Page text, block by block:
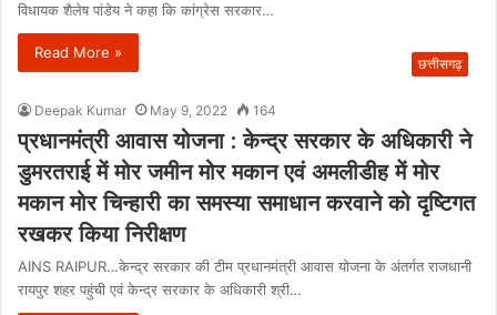
विधायक शैलेष पांडेय ने कहा कि कांग्रेस सरकार…
Read More »
छत्तीसगढ़
Deepak Kumar May 9, 2022 164
प्रधानमंत्री आवास योजना : केन्द्र सरकार के अधिकारी ने
डुमरतराई में मोर जमीन मोर मकान एवं अमलीडीह में मोर
मकान मोर चिन्हारी का समस्या समाधान करवाने को दृष्टिगत
रखकर किया निरीक्षण
AINS RAIPUR…केन्द्र सरकार की टीम प्रधानमंत्री आवास योजना के अंतर्गत राजधानी
रायपुर शहर पहुंची एवं केन्द्र सरकार के अधिकारी श्री…